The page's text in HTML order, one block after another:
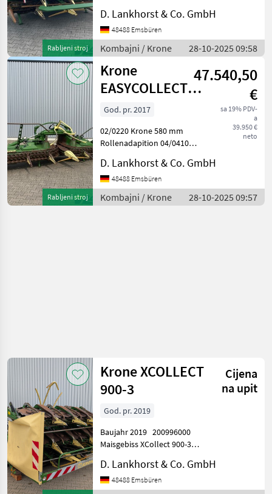
Rabljeni stroj
Autoscan Tip hedera/
adaptera: Heder/ adapter
za kukuruz Kombajni
Adapteri za kombajne
D. Lankhorst & Co. GmbH
48488 Emsbüren
Kombajni / Krone 28-10-2025 09:58
Rabljeni stroj
Krone
EASYCOLLECT
600-2
47.540,50
€
sa 19% PDV-
a
39.950 €
neto
God. pr. 2017
02/0220 Krone 580 mm
Rollenadapition 04/0410
05/0510 mit
Bodenkopierung 06/0610
mit AutoScan ca. 750ha Tip
hedera/ adaptera: Heder/
D. Lankhorst & Co. GmbH
48488 Emsbüren
Kombajni / Krone 28-10-2025 09:57
Krone XCOLLECT
900-3
Cijena
na upit
God. pr. 2019
Baujahr 2019 200996000
Maisgebiss XCollect 900-3
1022860 02/0220 Krone
750mm,
D. Lankhorst & Co. GmbH
48488 Emsbüren